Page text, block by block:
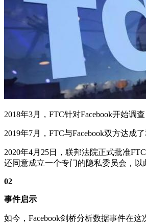
2018年3月，FTC针对Facebook开始调
2019年7月，FTC与Facebook双方达成了
2020年4月25日，联邦法院正式批准
还同意成立一个专门的隐私委员会，以
02
事件启示
如今，Facebook剑桥分析数据事件在